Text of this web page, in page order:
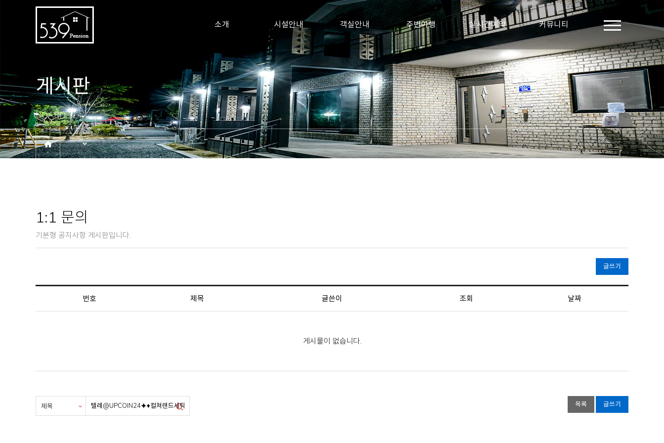
소개 시설안내 객실안내 주변여행 실시간예약 커뮤니티
게시판
BOARD
1:1 문의
기본형 공지사항 게시판입니다.
글쓰기
번호 제목 글쓴이 조회 날짜
게시물이 없습니다.
목록 글쓰기